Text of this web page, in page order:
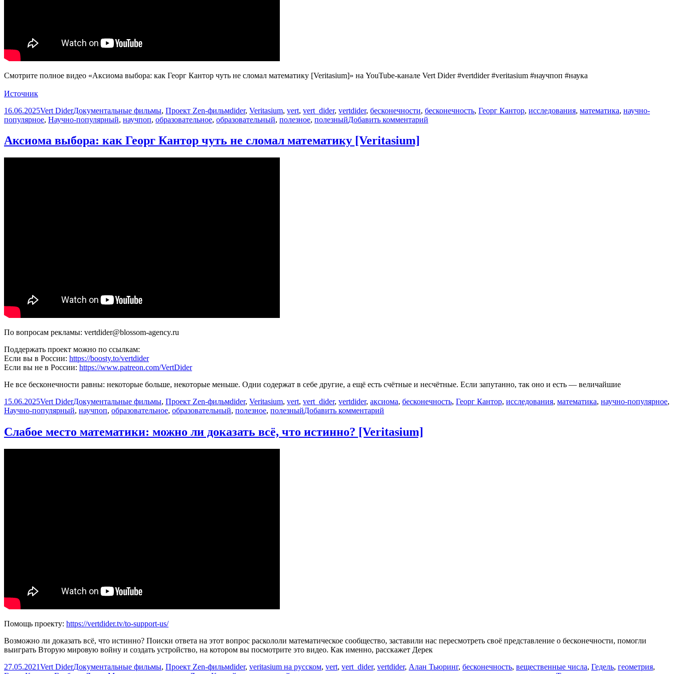
Смотрите полное видео «Аксиома выбора: как Георг Кантор чуть не сломал математику [Veritasium]» на YouTube-канале Vert Dider #vertdider #veritasium #научпоп #наука
Источник
Опубликовано
16.06.2025Автор
Vert DiderРубрики
Документальные фильмы, Проект Zen-фильмМетки
dider, Veritasium, vert, vert_dider, vertdider, бесконечности, бесконечность, Георг Кантор, исследования, математика, научно-
популярное, Научно-популярный, научпоп, образовательное, образовательный, полезное, полезныйДобавить комментарий
Аксиома выбора: как Георг Кантор чуть не сломал математику [Veritasium]
По вопросам рекламы: vertdider@blossom-agency.ru
Поддержать проект можно по ссылкам:
Если вы в России: https://boosty.to/vertdider
Если вы не в России: https://www.patreon.com/VertDider
Не все бесконечности равны: некоторые больше, некоторые меньше. Одни содержат в себе другие, а ещё есть счётные и несчётные. Если запутанно, так оно и есть — величайшие
Опубликовано
15.06.2025Автор
Vert DiderРубрики
Документальные фильмы, Проект Zen-фильмМетки
dider, Veritasium, vert, vert_dider, vertdider, аксиома, бесконечность, Георг Кантор, исследования, математика, научно-популярное,
Научно-популярный, научпоп, образовательное, образовательный, полезное, полезныйДобавить комментарий
Аксиома
выбора:
Слабое место математики: можно ли доказать всё, что истинно? [Veritasium]
Помощь проекту: https://vertdider.tv/to-support-us/
Возможно ли доказать всё, что истинно? Поиски ответа на этот вопрос раскололи математическое сообщество, заставили нас пересмотреть своё представление о бесконечности, помогли
выиграть Вторую мировую войну и создать устройство, на котором вы посмотрите это видео. Как именно, расскажет Дерек
Опубликовано
27.05.2021Автор
Vert DiderРубрики
Документальные фильмы, Проект Zen-фильмМетки
dider, veritasium на русском, vert, vert_dider, vertdider, Алан Тьюринг, бесконечность, вещественные числа, Гедель, геометрия,